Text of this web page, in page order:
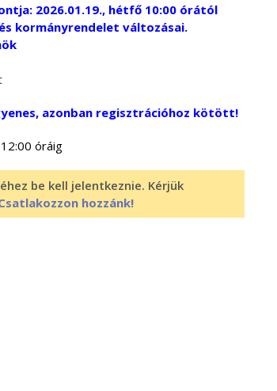
2026.01.19., hétfő 10:00 órától
kormányrendelet változásai.
azonban regisztrációhoz kötött!
óráig
be kell jelentkeznie. Kérjük
hozzánk!